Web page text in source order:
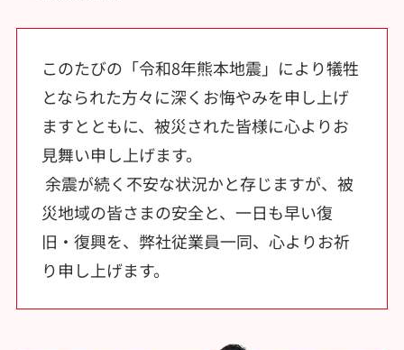
このたびの「令和8年熊本地震」により犠牲
となられた方々に深くお悔やみを申し上げ
ますとともに、被災された皆様に心よりお
見舞い申し上げます。
余震が続く不安な状況かと存じますが、被
災地域の皆さまの安全と、一日も早い復
旧・復興を、弊社従業員一同、心よりお祈
り申し上げます。